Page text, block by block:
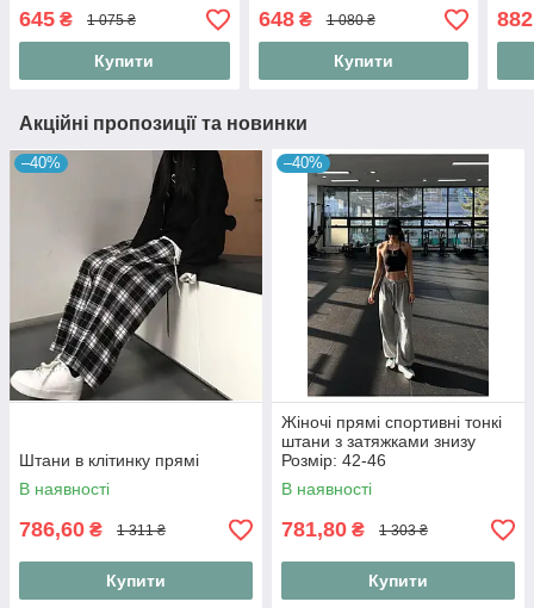
645 ₴ 1 075 ₴
Купити
648₴ 1 080 ₴
Купити
882
Акційні пропозиції та новинки
–40%
Штани в клітинку прямі
В наявності
786,60 ₴ 1 311 ₴
Купити
–40%
Жіночі прямі спортивні тонкі
штани з затяжками знизу
Розмір: 42-46
В наявності
781,80 ₴ 1 303 ₴
Купити